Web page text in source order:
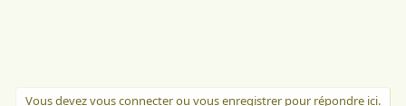
Vous devez vous connecter ou vous enregistrer pour répondre ici.